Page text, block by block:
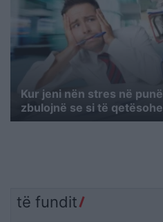
Kur jeni nën stres në
zbulojnë se si të
të fundit